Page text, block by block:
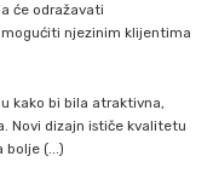
će odražavati
njezinim klijentima
kako bi bila atraktivna,
Novi dizajn ističe kvalitetu
bolje (...)